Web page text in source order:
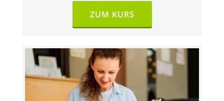
ZUM KURS